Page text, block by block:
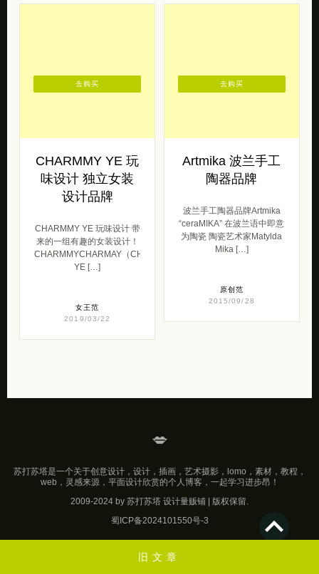
旧文章
CHARMMY YE 玩
味设计 独立女装
设计品牌
CHARMMY YE 玩味设计 带
来的一组有趣的女装设计！
CHARMMYCHARMAY（CHARMMY
YE […]
女王范
2019/03/22
去购买
Artmika 波兰手工
陶器品牌
波兰手工陶器品牌Artmika
“ceraMIKA” 在波兰语中即意
为陶瓷 陶瓷艺术家Matylda
Mika […]
原创范
2015/09/28
去购买
💋
苏打苏塔是一个关于创意设计，设计，插画，艺术摄影，lomo，素材，教程，
web，灵感来源，平面设计欣赏的个人博客，一起学习进步昂！
2009-2024 by 苏打苏塔 设计量贩铺 | 版权保留.
蜀ICP备2024101550号-3